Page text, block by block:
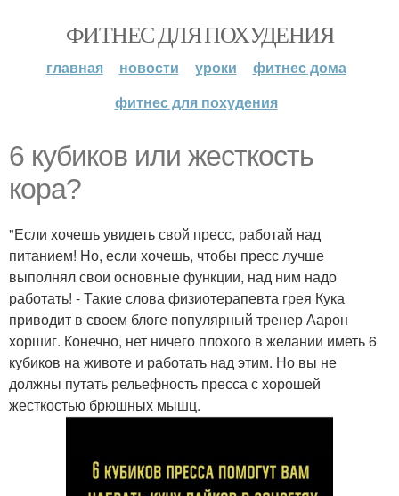
ФИТНЕС ДЛЯ ПОХУДЕНИЯ
главная новости уроки
фитнес дома
фитнес для похудения
6 кубиков или жесткость
кора?
"Если хочешь увидеть свой пресс, работай над
питанием! Но, если хочешь, чтобы пресс лучше
выполнял свои основные функции, над ним надо
работать! - Такие слова физиотерапевта грея Кука
приводит в своем блоге популярный тренер Аарон
хоршиг. Конечно, нет ничего плохого в желании иметь 6
кубиков на животе и работать над этим. Но вы не
должны путать рельефность пресса с хорошей
жесткостью брюшных мышц.